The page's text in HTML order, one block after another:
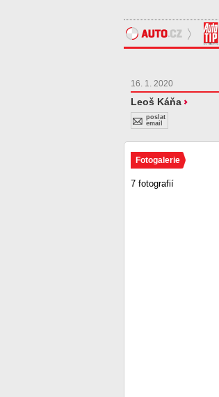
16. 1. 2020
Leoš Káňa
poslat
email
Fotogalerie
7 fotografií